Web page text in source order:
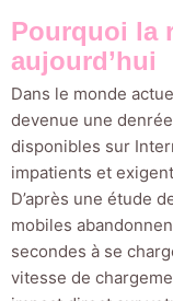
Pourquoi la
aujourd’hui
Dans le monde
devenue une
disponibles sur
impatients et
D’après une étude
mobiles
secondes à se
vitesse de